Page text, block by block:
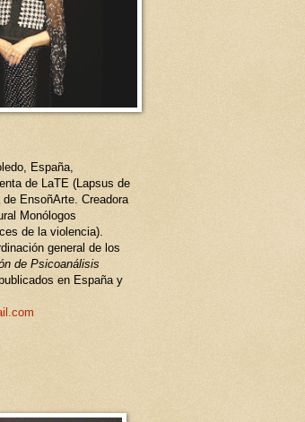
España,
de LaTE (Lapsus de
EnsoñArte. Creadora
Monólogos
de la violencia).
general de los
de Psicoanálisis
en España y